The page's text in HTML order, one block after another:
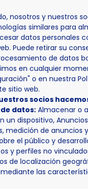
nosotros y nuestros
similares para
datos personales
Puede retirar su
de datos
en cualquier
o en nuestra
sitio web.
socios
datos: Almacenar o
un dispositivo,
medición de anuncios
el público y
y perfiles no
de localización
las
Trámites